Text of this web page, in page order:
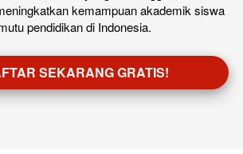
kemampuan akademik siswa
pendidikan di Indonesia.
SEKARANG GRATIS!